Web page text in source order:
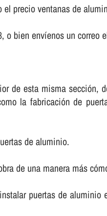
precio ventanas de
o bien enví­enos un correo
de esta misma sección,
la fabricación de
de aluminio.
de una manera más
puertas de aluminio